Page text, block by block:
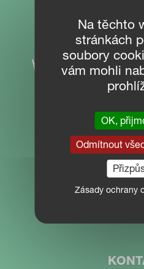
NAVIGACE
Ke
Na těchto
stránkách
soubory
vám mohli
OK,
Odmítnout
Zásady ochrany